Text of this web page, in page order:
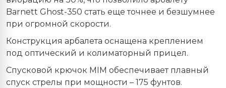
Barnett Ghost-350 стать еще точнее и безшумнее
при огромной скорости.
Конструкция арбалета оснащена креплением
под оптический и колиматорный прицел.
Спусковой крючок MIM обеспечивает плавный
спуск стрелы при мощности – 175 фунтов.